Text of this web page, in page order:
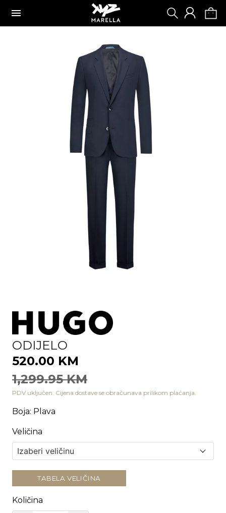
ODIJELO
520.00 KM
1,299.95 KM
PDV uključen. Cijena dostave se obračunava prilikom plaćanja.
Boja: Plava
Veličina
TABELA VELIČINA
Količina